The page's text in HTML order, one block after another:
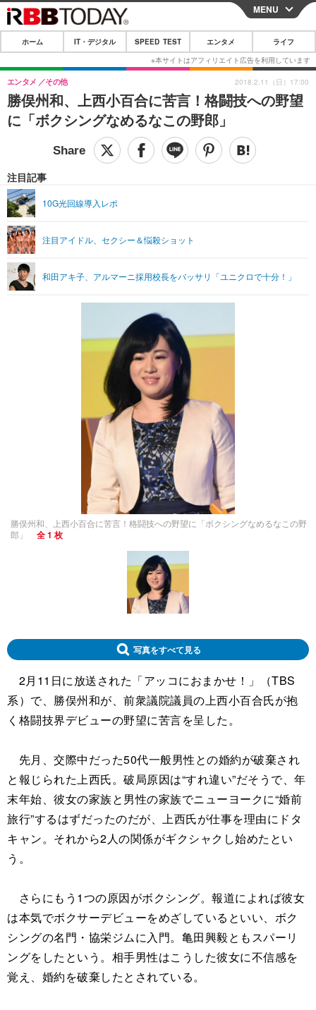
CLOSE
ホーム
IT・デジタル
IT・デジタルTOP スマートフォン
ショッピング その他
SPEED TEST
エンタメTOP 映画・ドラマ
グラビア
ショッピング その他
ライフTOP
リリース一覧
プッシュ通知の停止方法
MENU
ホーム IT・デジタル SPEED TEST エンタメ ライフ
勝俣州和、上西小百合に苦言！格闘技への野望
に「ボクシングなめるなこの野郎」
エンタメ その他
注目記事
10G光回線導入レポ
注目アイドル、セクシー＆悩殺ショット
和田アキ子、アルマーニ採用校長をバッサリ「ユニクロで十分！」
2018.2.11（日）17:00
勝俣州和、上西小百合に苦言！格闘技への野望に「ボクシングなめるなこの野
郎」
全 1 枚
写真をすべて見る
2月11日に放送された「アッコにおまかせ！」（TBS
系）で、勝俣州和が、前衆議院議員の上西小百合氏が抱
く格闘技界デビューの野望に苦言を呈した。
先月、交際中だった50代一般男性との婚約が破棄され
と報じられた上西氏。破局原因は“すれ違い”だそうで、年
末年始、彼女の家族と男性の家族でニューヨークに“婚前
旅行”するはずだったのだが、上西氏が仕事を理由にドタ
キャン。それから2人の関係がギクシャクし始めたとい
う。
さらにもう1つの原因がボクシング。報道によれば彼女
は本気でボクサーデビューをめざしているといい、ボク
シングの名門・協栄ジムに入門。亀田興毅ともスパーリ
ングをしたという。相手男性はこうした彼女に不信感を
覚え、婚約を破棄したとされている。